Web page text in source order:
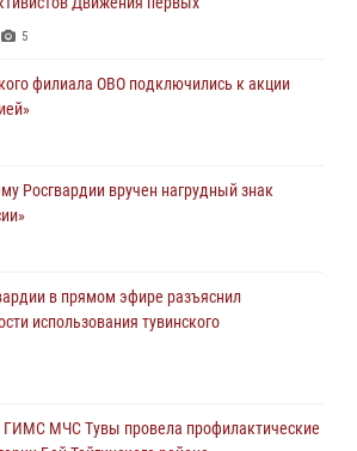
охраны приняли участие в акции
автотранспортов отработали экипажи
1
подвела итоги юбилейного личного
5
филиала ОВО подключились к акции
Росгвардии вручен нагрудный знак
в прямом эфире разъяснил
использования тувинского
ГИМС МЧС Тувы провела профилактические